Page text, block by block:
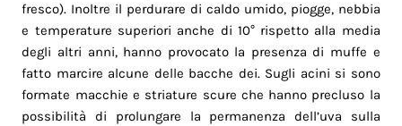
fresco). Inoltre il perdurare di caldo umido, piogge, nebbia
e temperature superiori anche di 10° rispetto alla media
degli altri anni, hanno provocato la presenza di muffe e
fatto marcire alcune delle bacche dei. Sugli acini si sono
formate macchie e striature scure che hanno precluso la
possibilità di prolungare la permanenza dell’uva sulla